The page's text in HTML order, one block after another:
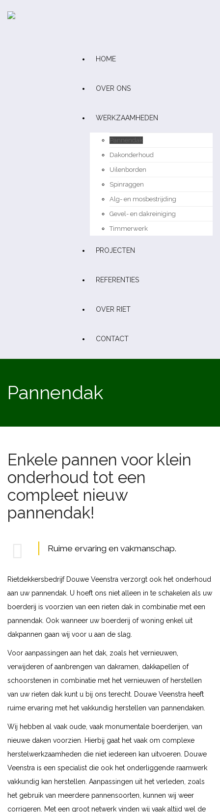
HOME
OVER ONS
WERKZAAMHEDEN
Pannendak
Dakonderhoud
Uilenborden
Spinraggen
Alg- en mosbestrijding
Gevel- en dakreiniging
Timmerwerk
PROJECTEN
REFERENTIES
OVER RIET
CONTACT
Pannendak
Enkele pannen voor klein
onderhoud tot een
compleet nieuw
pannendak!
Ruime ervaring en vakmanschap.
Rietdekkersbedrijf Douwe Veenstra verzorgt ook het onderhoud
aan uw pannendak. U hoeft ons niet alleen in te schakelen als uw
boerderij is voorzien van een rieten dak in combinatie met een
pannendak. Ook wanneer uw boerderij of woning enkel uit
dakpannen gaan wij voor u aan de slag.
Voor aanpassingen aan het dak, zoals het vernieuwen,
verwijderen of aanbrengen van dakramen, dakkapellen of
schoorstenen in combinatie met het vernieuwen of herstellen
van uw rieten dak kunt u bij ons terecht. Douwe Veenstra heeft
ruime ervaring met het vakkundig herstellen van pannendaken.
Wij hebben al vaak oude, vaak monumentale boerderijen, van
nieuwe daken voorzien. Hierbij gaat het vaak om complexe
herstelwerkzaamheden die niet iedereen kan uitvoeren. Douwe
Veenstra is een specialist die ook het onderliggende raamwerk
vakkundig kan herstellen. Aanpassingen uit het verleden, zoals
het gebruik van meerdere pannensoorten, kunnen wij weer
corrigeren. Met een groot netwerk vinden wij vaak altijd wel de